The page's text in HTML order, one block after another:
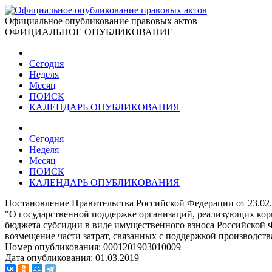
Официальное опубликование правовых актов
ОФИЦИАЛЬНОЕ ОПУБЛИКОВАНИЕ
Сегодня
Неделя
Месяц
ПОИСК
КАЛЕНДАРЬ ОПУБЛИКОВАНИЯ
Сегодня
Неделя
Месяц
ПОИСК
КАЛЕНДАРЬ ОПУБЛИКОВАНИЯ
Постановление Правительства Российской Федерации от
"О государственной поддержке организаций, реализующих
бюджета субсидии в виде имущественного взноса
возмещение части затрат, связанных с поддержкой
Номер опубликования: 0001201903010009
Дата опубликования: 01.03.2019